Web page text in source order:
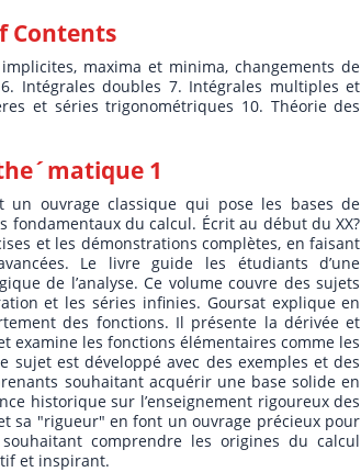
Contents
maxima et minima, changements de
Intégrales doubles 7. Intégrales multiples et
et séries trigonométriques 10. Théorie des
1
un ouvrage classique qui pose les bases de
fondamentaux du calcul. Écrit au début du XX?
et les démonstrations complètes, en faisant
Le livre guide les étudiants d’une
de l’analyse. Ce volume couvre des sujets
et les séries infinies. Goursat explique en
des fonctions. Il présente la dérivée et
examine les fonctions élémentaires comme les
est développé avec des exemples et des
souhaitant acquérir une base solide en
historique sur l’enseignement rigoureux des
sa "rigueur" en font un ouvrage précieux pour
comprendre les origines du calcul
et inspirant.